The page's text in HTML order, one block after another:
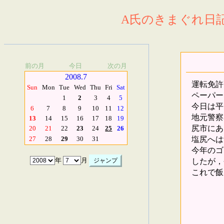
A氏のきまぐれ日
前の月 今日 次の月
2008.7
Sun Mon Tue Wed Thu Fri Sat
1
2 3 4
5
6
7 8 9 10 11
12
13
14 15 16 17 18
19
20
21 22 23 24 25
26
27
28 29 30 31
年 月
運転免
ペーパ
今日は
地元警
尻市に
塩尻へ
今年の
したが
これで